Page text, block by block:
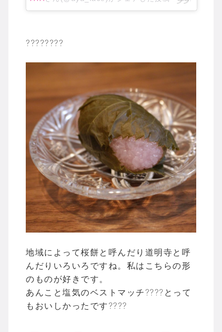
????????
地域によって桜餅と呼んだり道明寺と呼
んだりいろいろですね。私はこちらの形
のものが好きです。
あんこと塩気のベストマッチ????とって
もおいしかったです????